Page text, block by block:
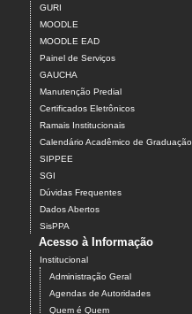
GURI
MOODLE
MOODLE EAD
Painel de Serviços
GAUCHA
Manutenção Predial
Certificados Eletrônicos
Ramais Institucionais
Calendário Acadêmico de Graduação
SIPPEE
SGI
Dúvidas Frequentes
Dados Abertos
SisPPA
Acesso à Informação
Institucional
Administração Geral
Agendas de Autoridades
Quem é Quem